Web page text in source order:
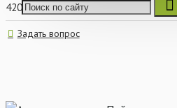
КАТУШКИ
420р.
Задать вопрос